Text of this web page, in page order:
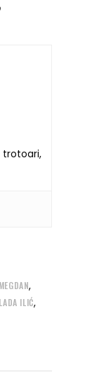
trotoari,
,
ILIĆ,